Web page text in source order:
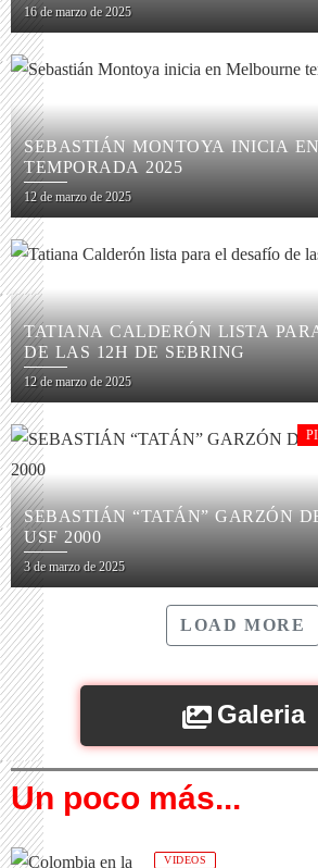
16 de marzo de 2025
SEBASTIÁN MONTOYA INICIA
TEMPORADA 2025
12 de marzo de 2025
TATIANA CALDERÓN LISTA
DE LAS 12H DE SEBRING
12 de marzo de 2025
SEBASTIÁN “TATÁN” GARZÓN
USF 2000
3 de marzo de 2025
LOAD MORE
Galeria
Un poco más...
VIDEOS